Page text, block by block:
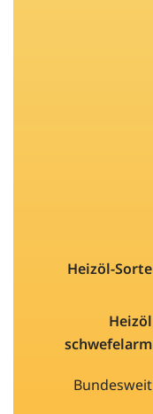
Heizöl-Sorte
Heizöl
schwefelarm
Bundesweit